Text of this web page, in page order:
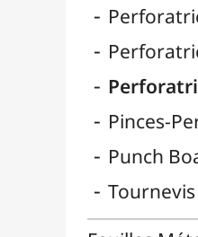
Plastique Fou
Poncage / Émeri
Quilling / Pliage
Sable, Strass & Paillettes
Savons
Sublimation